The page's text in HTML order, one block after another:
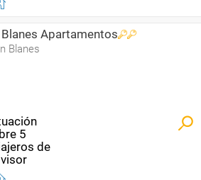
Apartamentos
Blanes